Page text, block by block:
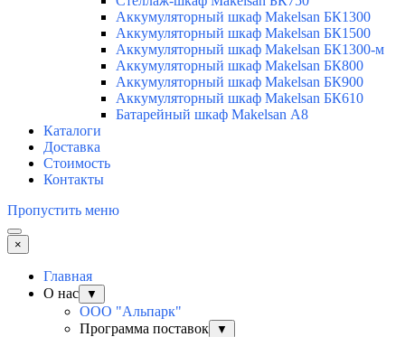
Аккумуляторный шкаф Makelsan БК1300
Аккумуляторный шкаф Makelsan БК1500
Аккумуляторный шкаф Makelsan БК1300-м
Аккумуляторный шкаф Makelsan БК800
Аккумуляторный шкаф Makelsan БК900
Аккумуляторный шкаф Makelsan БК610
Батарейный шкаф Makelsan А8
Каталоги
Доставка
Стоимость
Контакты
Пропустить меню
×
Главная
О нас
▼
ООО "Альпарк"
Программа поставок
▼